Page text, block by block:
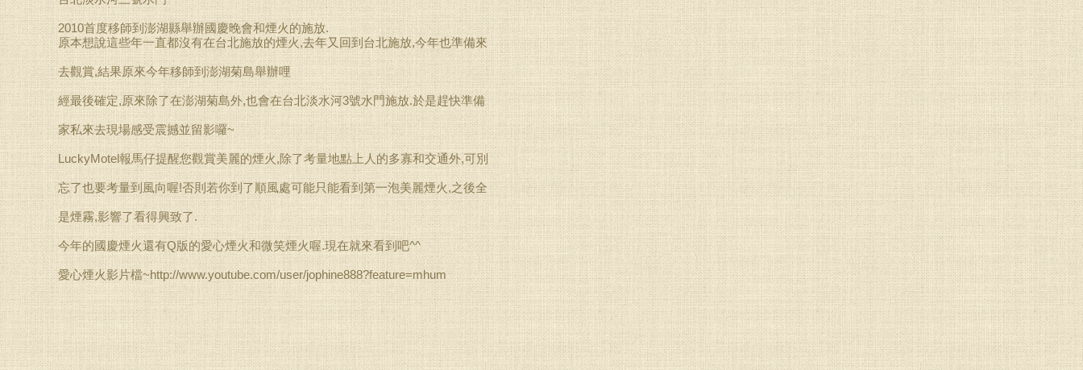
2010首度移師到澎湖縣舉辦國慶晚會和煙火的施放.
原本想說這些年一直都沒有在台北施放的煙火,去年又回到台北施放,今年也準備來
去觀賞,結果原來今年移師到澎湖菊島舉辦哩
經最後確定,原來除了在澎湖菊島外,也會在台北淡水河3號水門施放.於是趕快準備
家私來去現場感受震撼並留影囉~
LuckyMotel報馬仔提醒您觀賞美麗的煙火,除了考量地點上人的多寡和交通外,可別
忘了也要考量到風向喔!否則若你到了順風處可能只能看到第一泡美麗煙火,之後全
是煙霧,影響了看得興致了.
今年的國慶煙火還有Q版的愛心煙火和微笑煙火喔.現在就來看到吧^^
愛心煙火影片檔~http://www.youtube.com/user/jophine888?feature=mhum